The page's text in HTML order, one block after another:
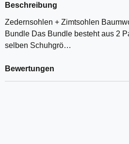
Beschreibung
Zedernsohlen + Zimtsohlen
Bundle Das Bundle besteht aus 2
selben Schuhgrö…
Bewertungen